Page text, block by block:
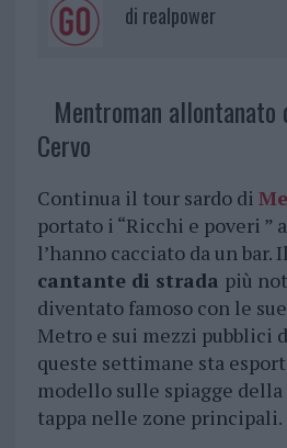
di realpower
Mentroman allontanato
Cervo
Continua il tour sardo di
portato i “Ricchi e poveri ” a
l’hanno cacciato da un bar.
cantante di strada più
diventato famoso con le
Metro e sui mezzi pubblici
queste settimane sta
modello sulle spiagge della
tappa nelle zone principali.